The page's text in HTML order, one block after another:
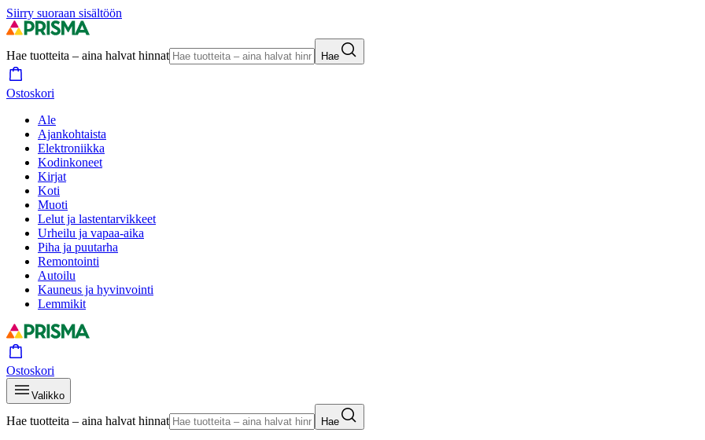
Siirry suoraan sisältöön
Hae tuotteita – aina halvat hinnat Hae
Ostoskori
Ale
Ajankohtaista
Elektroniikka
Kodinkoneet
Kirjat
Koti
Muoti
Lelut ja lastentarvikkeet
Urheilu ja vapaa-aika
Piha ja puutarha
Remontointi
Autoilu
Kauneus ja hyvinvointi
Lemmikit
Ostoskori
Valikko
Hae tuotteita – aina halvat hinnat Hae